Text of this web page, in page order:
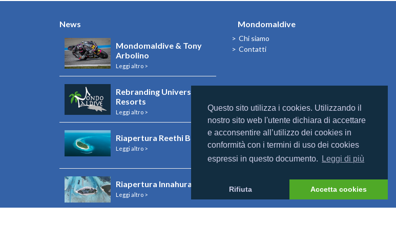
Questo sito utilizza i cookies. Utilizzando il
nostro sito web l'utente dichiara di accettare
e acconsentire all’utilizzo dei cookies in
conformità con i termini di uso dei cookies
espressi in questo documento.
Leggi di più
Rifiuta Accetta cookies
News
Mondomaldive & Tony
Arbolino
Leggi altro >
Rebranding Universal
Resorts
Leggi altro >
Riapertura Reethi Beach
Leggi altro >
Riapertura Innahura
Leggi altro >
Mondomaldive
Chi siamo
Contatti